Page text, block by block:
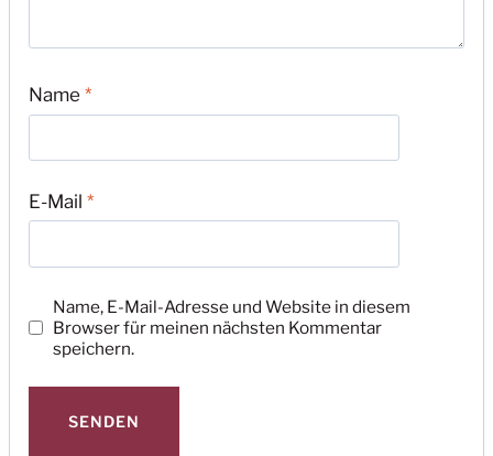
Name *
E-Mail *
Name, E-Mail-Adresse und Website in diesem
Browser für meinen nächsten Kommentar
speichern.